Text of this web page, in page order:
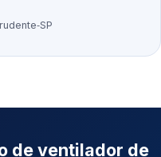
de ventilador de